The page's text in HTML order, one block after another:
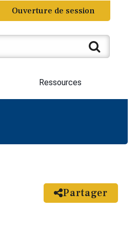
Ouverture de session
Ressources
Partager